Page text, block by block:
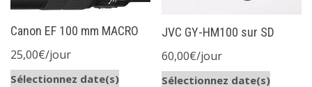
Canon EF 100 mm MACRO
25,00€/jour
Sélectionnez date(s)
JVC GY-HM100 sur SD
60,00€/jour
Sélectionnez date(s)